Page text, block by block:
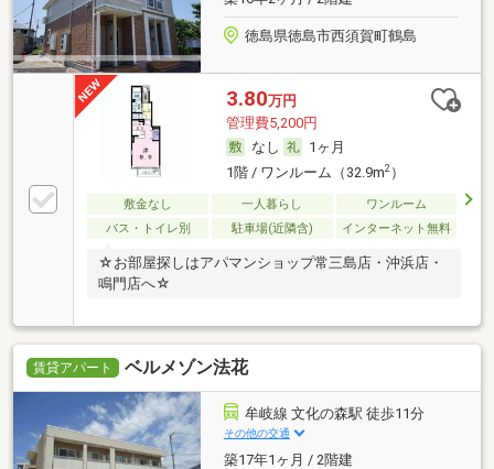
徳島県徳島市西須賀町鶴島
3.80万円
管理費5,200円
なし
1ヶ月
1階 / ワンルーム（32.9m2）
敷金なし 一人暮らし
ワンルーム
バス・トイレ別
駐車場(近隣含) インターネット無料
☆お部屋探しはアパマンショップ常三島店・沖浜店・
鳴門店へ☆
賃貸アパート ベルメゾン法花
牟岐線 文化の森駅 徒歩11分
その他の交通
築17年1ヶ月 / 2階建